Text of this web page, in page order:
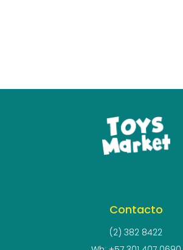
Contacto
(2) 382 8422